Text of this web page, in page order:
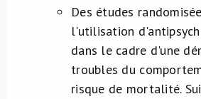
Des études
l'utilisation
dans le cadre d'une
troubles du
risque de mortalité.